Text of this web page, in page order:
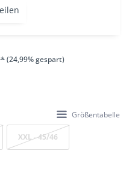
*(24,99% gespart)
Größentabelle
XXL - 45/46